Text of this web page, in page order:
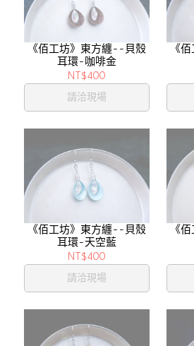
《佰工坊》東方纏--貝殼
耳環-咖啡金
NT$400
請洽現場
《
《佰工坊》東方纏--貝殼
耳環-天空藍
NT$400
請洽現場
《